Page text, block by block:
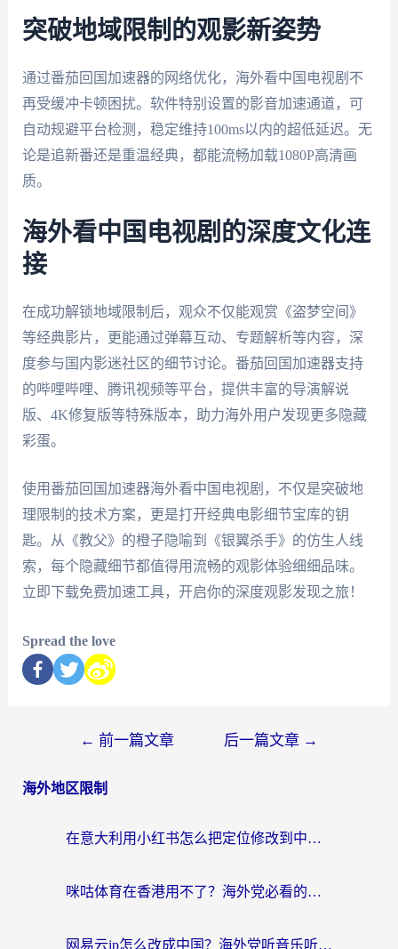
突破地域限制的观影新姿势
通过番茄回国加速器的网络优化，海外看中国电视剧不
再受缓冲卡顿困扰。软件特别设置的影音加速通道，可
自动规避平台检测，稳定维持100ms以内的超低延迟。无
论是追新番还是重温经典，都能流畅加载1080P高清画
质。
海外看中国电视剧的深度文化连
接
在成功解锁地域限制后，观众不仅能观赏《盗梦空间》
等经典影片，更能通过弹幕互动、专题解析等内容，深
度参与国内影迷社区的细节讨论。番茄回国加速器支持
的哔哩哔哩、腾讯视频等平台，提供丰富的导演解说
版、4K修复版等特殊版本，助力海外用户发现更多隐藏
彩蛋。
使用番茄回国加速器海外看中国电视剧，不仅是突破地
理限制的技术方案，更是打开经典电影细节宝库的钥
匙。从《教父》的橙子隐喻到《银翼杀手》的仿生人线
索，每个隐藏细节都值得用流畅的观影体验细细品味。
立即下载免费加速工具，开启你的深度观影发现之旅！
Spread the love
← 前一篇文章 后一篇文章 →
海外地区限制
在意大利用小红书怎么把定位修改到中国国内？3个实用技巧+1个靠谱工具帮你搞定
咪咕体育在香港用不了？海外党必看的回国加速器选择指南（附3个真实场景解决方案）
网易云ip怎么改成中国？海外党听音乐听书的无痛解决方案